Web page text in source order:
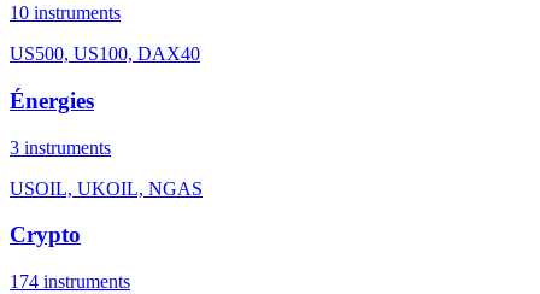
10 instruments
US500, US100, DAX40
Énergies
3 instruments
USOIL, UKOIL, NGAS
Crypto
174 instruments